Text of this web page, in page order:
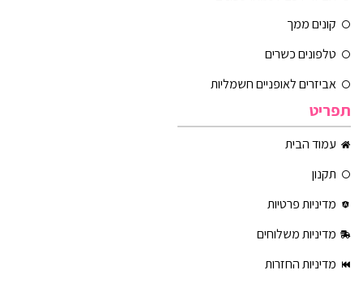
קונים ממך
טלפונים כשרים
אביזרים לאופניים חשמליות
תפריט
עמוד הבית
תקנון
מדיניות פרטיות
מדיניות משלוחים
מדיניות החזרות